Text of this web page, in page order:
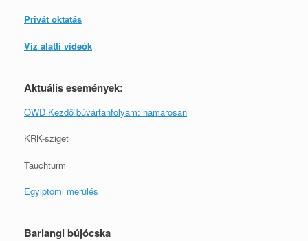
Privát oktatás
Víz alatti videók
Aktuális események:
OWD Kezdő búvártanfolyam: hamarosan
KRK-sziget
Tauchturm
Egyiptomi merülés
Barlangi bújócska